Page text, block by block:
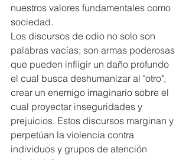
nuestros valores fundamentales como
sociedad.
Los discursos de odio no solo son
palabras vacías; son armas poderosas
que pueden infligir un daño profundo
el cual busca deshumanizar al "otro",
crear un enemigo imaginario sobre el
cual proyectar inseguridades y
prejuicios. Estos discursos marginan y
perpetúan la violencia contra
individuos y grupos de atención